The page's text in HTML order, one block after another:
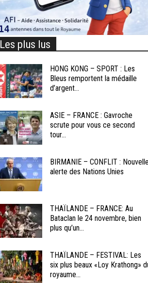
Les plus lus
HONG KONG – SPORT : Les
Bleus remportent la médaille
d’argent...
ASIE – FRANCE : Gavroche
scrute pour vous ce second
tour...
BIRMANIE – CONFLIT : Nouvelle
alerte des Nations Unies
THAÏLANDE – FRANCE: Au
Bataclan le 24 novembre, bien
plus qu’un...
THAÏLANDE – FESTIVAL: Les
six plus beaux «Loy Krathong»
royaume...